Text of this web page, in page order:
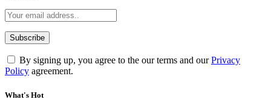
By signing up, you agree to the our terms and ourPrivacy
Policy agreement.
What's Hot